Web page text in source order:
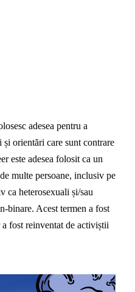
adesea pentru a
orientări care sunt contrare
este adesea folosit ca un
multe persoane, inclusiv pe
ca heterosexuali și/sau
binare. Acest termen a fost
fost reinventat de activiștii